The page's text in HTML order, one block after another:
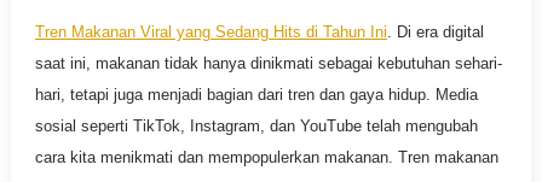
Tren Makanan Viral yang Sedang Hits di Tahun Ini . Di era digital
saat ini, makanan tidak hanya dinikmati sebagai kebutuhan sehari-
hari, tetapi juga menjadi bagian dari tren dan gaya hidup. Media
sosial seperti TikTok, Instagram, dan YouTube telah mengubah
cara kita menikmati dan mempopulerkan makanan. Tren makanan